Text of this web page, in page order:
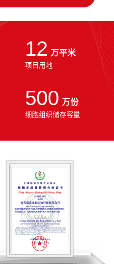
12 万平米
项目用地
500 万份
细胞组织储存容量